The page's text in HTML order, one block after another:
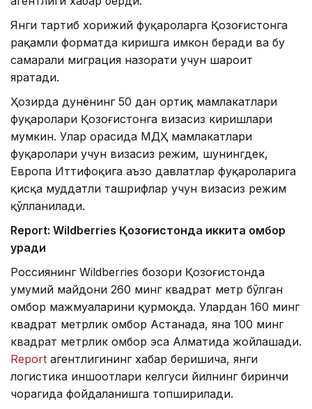
Янги тартиб хорижий фуқароларга Қозоғистонга
рақамли форматда киришга имкон беради ва бу
самарали миграция назорати учун шароит
яратади.
Ҳозирда дунёнинг 50 дан ортиқ мамлакатлари
фуқаролари Қозоғистонга визасиз киришлари
мумкин. Улар орасида МДҲ мамлакатлари
фуқаролари учун визасиз режим, шунингдек,
Европа Иттифоқига аъзо давлатлар фуқароларига
қисқа муддатли ташрифлар учун визасиз режим
қўлланилади.
Report: Wildberries Қозоғистонда иккита омбор
қуради
Россиянинг Wildberries бозори Қозоғистонда
умумий майдони 260 минг квадрат метр бўлган
омбор мажмуаларини қурмоқда. Улардан 160 минг
квадрат метрлик омбор Астанада, яна 100 минг
квадрат метрлик омбор эса Алматида жойлашади.
Report агентлигининг хабар беришича, янги
логистика иншоотлари келгуси йилнинг биринчи
чорагида фойдаланишга топширилади.